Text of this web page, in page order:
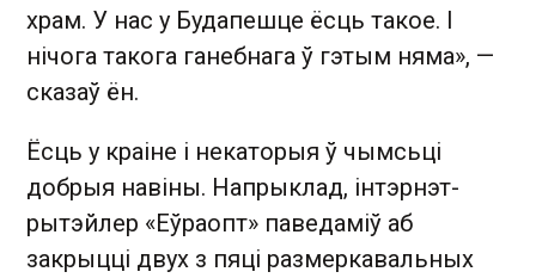
храм. У нас у Будапешце ёсць такое. І
нічога такога ганебнага ў гэтым няма», —
сказаў ён.
Ёсць у краіне і некаторыя ў чымсьці
добрыя навіны. Напрыклад, інтэрнэт-
рытэйлер «Еўраопт» паведаміў аб
закрыцці двух з пяці размеркавальных